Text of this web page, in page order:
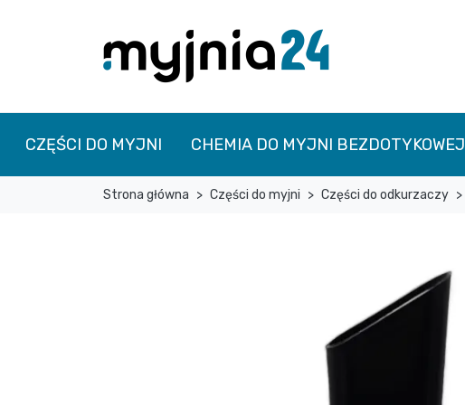
CZĘŚCI DO MYJNI CHEMIA DO MYJNI BEZDOTYKOWEJ
Strona główna Części do myjni Części do odkurzaczy